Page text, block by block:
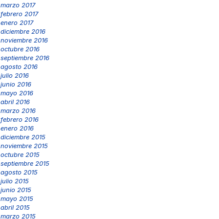
marzo 2017
febrero 2017
enero 2017
diciembre 2016
noviembre 2016
octubre 2016
septiembre 2016
agosto 2016
julio 2016
junio 2016
mayo 2016
abril 2016
marzo 2016
febrero 2016
enero 2016
diciembre 2015
noviembre 2015
octubre 2015
septiembre 2015
agosto 2015
julio 2015
junio 2015
mayo 2015
abril 2015
marzo 2015